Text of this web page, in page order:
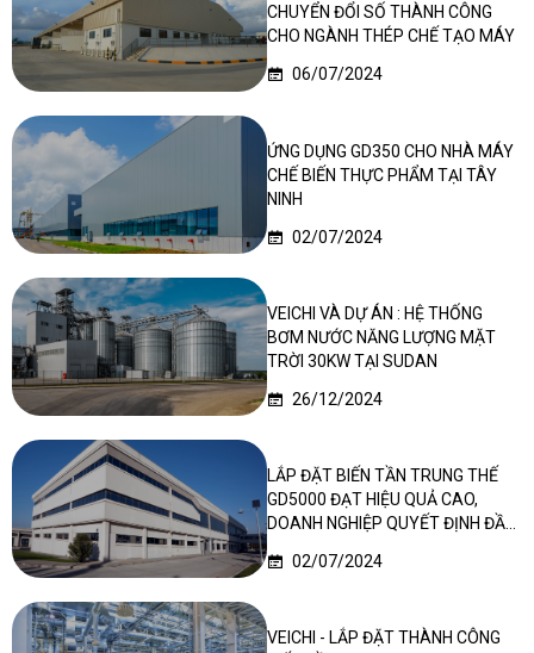
CHUYỂN ĐỔI SỐ THÀNH CÔNG
CHO NGÀNH THÉP CHẾ TẠO MÁY
06/07/2024
ỨNG DỤNG GD350 CHO NHÀ MÁY
CHẾ BIẾN THỰC PHẨM TẠI TÂY
NINH
02/07/2024
VEICHI VÀ DỰ ÁN : HỆ THỐNG
BƠM NƯỚC NĂNG LƯỢNG MẶT
TRỜI 30KW TẠI SUDAN
26/12/2024
LẮP ĐẶT BIẾN TẦN TRUNG THẾ
GD5000 ĐẠT HIỆU QUẢ CAO,
DOANH NGHIỆP QUYẾT ĐỊNH ĐẦU
02/07/2024
VEICHI - LẮP ĐẶT THÀNH CÔNG